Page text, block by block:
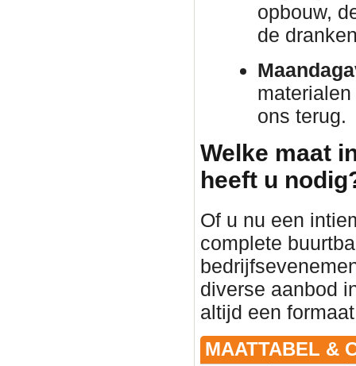
opbouw,
de
ons terug.
Welke maat
heeft u
Of u nu een
complete
diverse aanbod
altijd een
MAATTABEL &